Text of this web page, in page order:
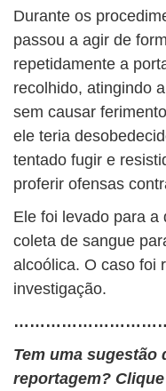
Durante os
passou a agir de
repetidamente a
recolhido, atingindo
sem causar
ele teria
tentado fugir e
proferir ofensas
Ele foi levado para a
coleta de sangue
alcoólica. O caso foi
investigação.
Tem uma sugestão
reportagem? Clique